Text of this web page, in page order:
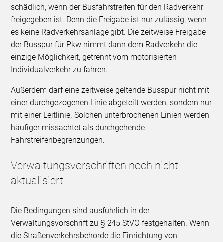
schädlich, wenn der Busfahrstreifen für den Radverkehr
freigegeben ist. Denn die Freigabe ist nur zulässig, wenn
es keine Radverkehrsanlage gibt. Die zeitweise Freigabe
der Busspur für Pkw nimmt dann dem Radverkehr die
einzige Möglichkeit, getrennt vom motorisierten
Individualverkehr zu fahren.
Außerdem darf eine zeitweise geltende Busspur nicht mit
einer durchgezogenen Linie abgeteilt werden, sondern nur
mit einer Leitlinie. Solchen unterbrochenen Linien werden
häufiger missachtet als durchgehende
Fahrstreifenbegrenzungen.
Verwaltungsvorschriften noch nicht
aktualisiert
Die Bedingungen sind ausführlich in der
Verwaltungsvorschrift zu § 245 StVO festgehalten. Wenn
die Straßenverkehrsbehörde die Einrichtung von